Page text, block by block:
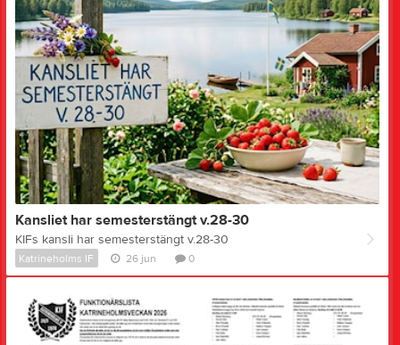
Kansliet har semesterstängt v.28-30
KIFs kansli har semesterstängt v.28-30
Katrineholms IF 26 jun 0